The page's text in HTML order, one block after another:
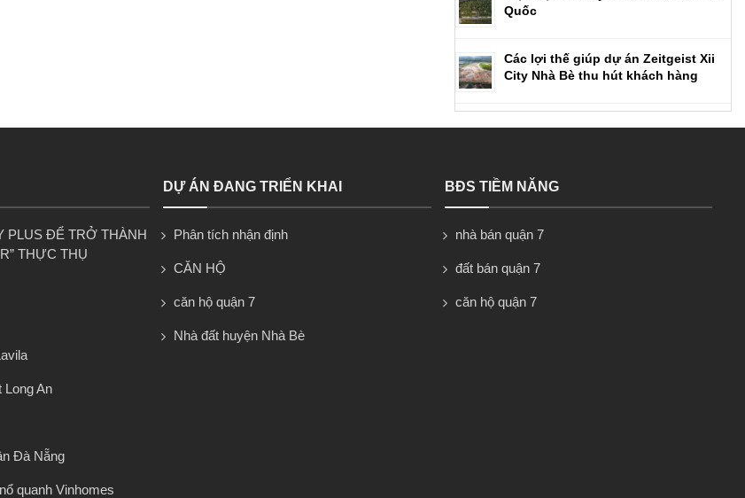
Quốc
Các lợi thế giúp dự án Zeitgeist Xii
City Nhà Bè thu hút khách hàng
PLUS ĐỂ TRỞ THÀNH
THỰC THỤ
Long An
Đà Nẵng
quanh Vinhomes
DỰ ÁN ĐANG TRIỂN KHAI
Phân tích nhận định
CĂN HỘ
căn hộ quận 7
Nhà đất huyện Nhà Bè
BĐS TIỀM NĂNG
nhà bán quận 7
đất bán quận 7
căn hộ quận 7